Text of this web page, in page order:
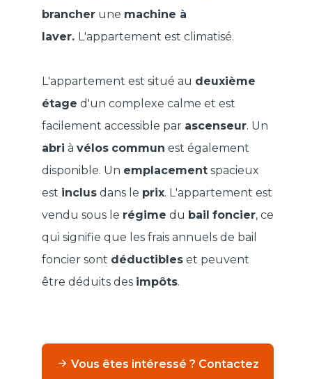
brancher une machine à
laver. L'appartement est climatisé.
L'appartement est situé au deuxième
étage d'un complexe calme et est
facilement accessible par ascenseur. Un
abri à vélos commun est également
disponible. Un emplacement spacieux
est inclus dans le prix. L'appartement est
vendu sous le régime du bail foncier, ce
qui signifie que les frais annuels de bail
foncier sont déductibles et peuvent
être déduits des impôts.